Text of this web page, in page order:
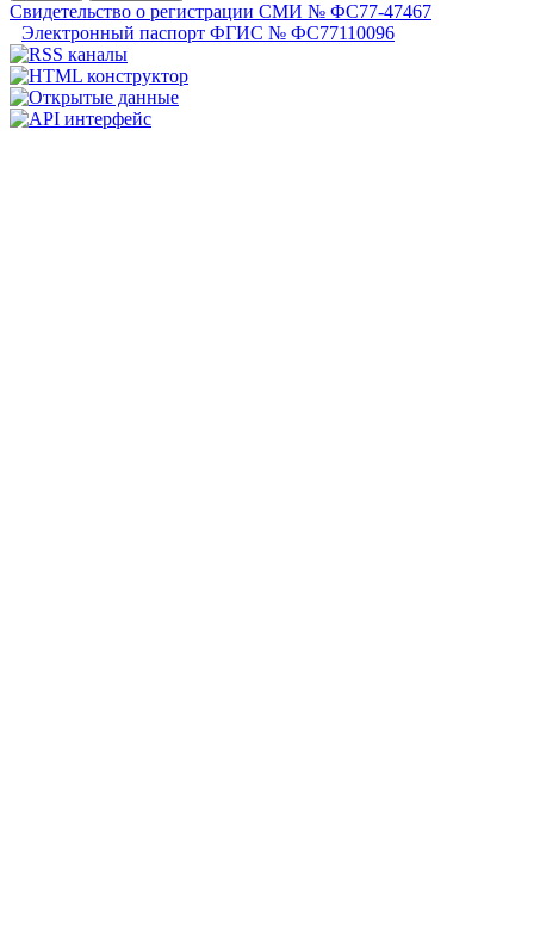
Свидетельство о регистрации СМИ № ФС77-47467
Электронный паспорт ФГИС № ФС77110096